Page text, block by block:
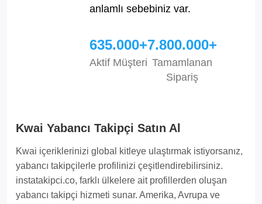
anlamlı sebebiniz var.
635.000+
Aktif Müşteri
7.800.000+
Tamamlanan
Sipariş
Kwai Yabancı Takipçi Satın Al
Kwai içeriklerinizi global kitleye ulaştırmak istiyorsanız,
yabancı takipçilerle profilinizi çeşitlendirebilirsiniz.
instatakipci.co, farklı ülkelere ait profillerden oluşan
yabancı takipçi hizmeti sunar. Amerika, Avrupa ve